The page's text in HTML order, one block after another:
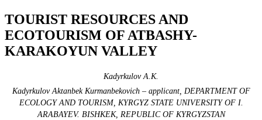
TOURIST RESOURCES AND
ECOTOURISM OF ATBASHY-
KARAKOYUN VALLEY
Kadyrkulov A.К.
Kadyrkulov Aktanbek Kurmanbekovich – applicant, DEPARTMENT OF
ECOLOGY AND TOURISM, KYRGYZ STATE UNIVERSITY OF I.
ARABAYEV. BISHKEK, REPUBLIC OF KYRGYZSTAN